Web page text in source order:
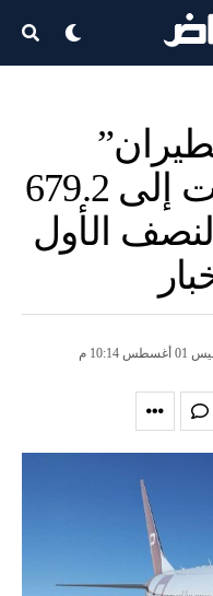
تتوقع نمو الإيرادات إلى 679.2
الأول
10:14 م